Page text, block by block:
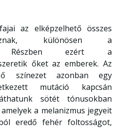
az elképzelhető összes
különösen a
Részben ezért a
őket az emberek. Az
színezet azonban egy
mutáció kapcsán
sötét tónusokban
a melanizmus jegyeit
eredő fehér foltosságot,